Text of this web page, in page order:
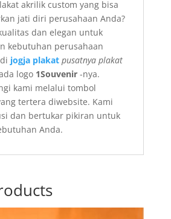
akrilik custom yang bisa
jati diri perusahaan Anda?
dan elegan untuk
kebutuhan perusahaan
jogja plakat pusatnya plakat
logo 1Souvenir-nya.
kami melalui tombol
tertera diwebsite. Kami
dan bertukar pikiran untuk
Anda.